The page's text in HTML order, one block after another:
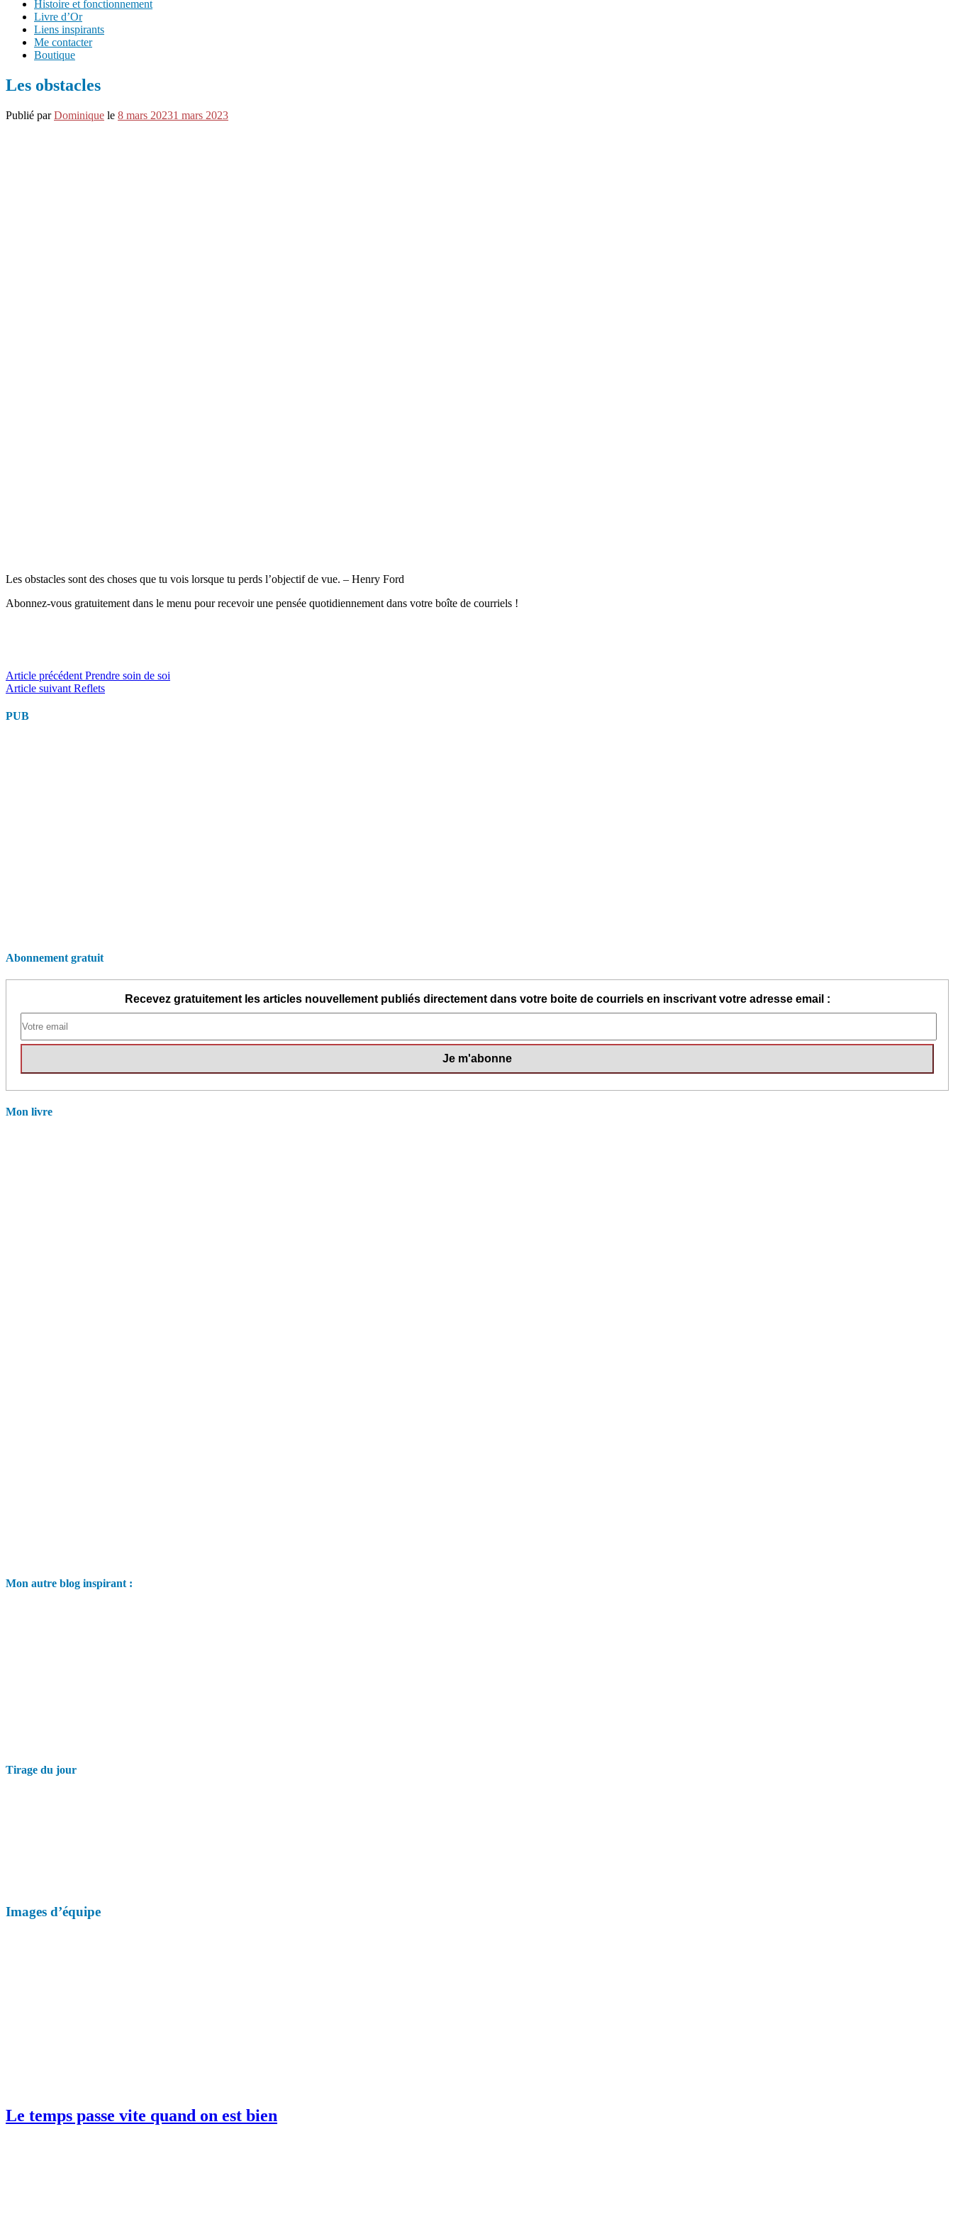
Histoire et fonctionnement
Livre d’Or
Liens inspirants
Me contacter
Boutique
Les obstacles
Publié parDominique le 8 mars 20231 mars 2023
Les obstacles sont des choses que tu vois lorsque tu perds l’objectif de vue. – Henry Ford
Abonnez-vous gratuitement dans le menu pour recevoir une pensée quotidiennement dans votre boîte de courriels !
Lire
la
suite
Article précédent Prendre soin de soi
Article suivant Reflets
PUB
Abonnement gratuit
Recevez gratuitement les articles nouvellement publiés directement dans votre boite de courriels en inscrivant votre adresse email :
Mon livre
Mon autre blog inspirant :
Tirage du jour
Images d’équipe
Le temps passe vite quand on est bien